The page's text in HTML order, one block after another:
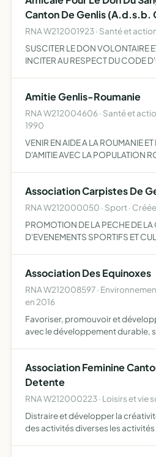
Canton De Genlis (A.d.s.b.
RNA W212001923 · Santé et
SUSCITER LE DON VOLONTAIRE
INCITER AU RESPECT DU CODE
SANG, SITE DE DIJON
Amitie Genlis-Roumanie
RNA W212004606 · Santé et
1990
VENIR EN AIDE A LA ROUMANIE
D'AMITIE AVEC LA POPULATION
Association Carpistes De
RNA W212000050 · Sport ·
PROMOTION DE LA PECHE DE
D'EVENEMENTS SPORTIFS ET
L'EDUCATION GRACE A LA
Association Des Equinoxes
RNA W212008597 ·
en 2016
Favoriser, promouvoir et
avec le développement durable,
promouvoir de…
Association Feminine
Detente
RNA W212000223 · Loisirs et vie
Distraire et développer la
des activités diverses les